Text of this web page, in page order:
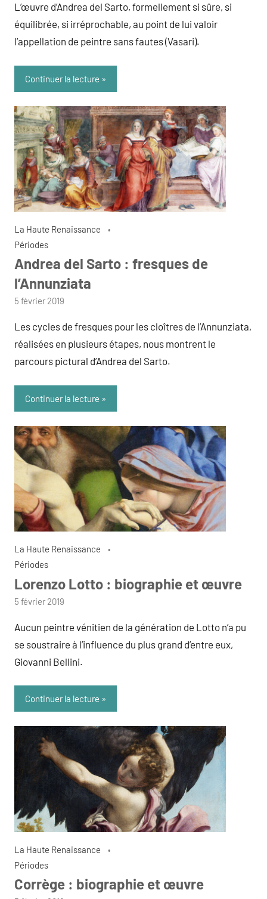
L’œuvre d’Andrea del Sarto, formellement si sûre, si
équilibrée, si irréprochable, au point de lui valoir
l’appellation de peintre sans fautes (Vasari).
Continuer la lecture
La Haute Renaissance
Périodes
Andrea del Sarto : fresques de
l’Annunziata
par
5 février 2019
Les cycles de fresques pour les cloîtres de l’Annunziata,
réalisées en plusieurs étapes, nous montrent le
parcours pictural d’Andrea del Sarto.
Continuer la lecture
La Haute Renaissance
Périodes
Lorenzo Lotto : biographie et œuvre
par
5 février 2019
Aucun peintre vénitien de la génération de Lotto n’a pu
se soustraire à l’influence du plus grand d’entre eux,
Giovanni Bellini.
Continuer la lecture
La Haute Renaissance
Périodes
Corrège : biographie et œuvre